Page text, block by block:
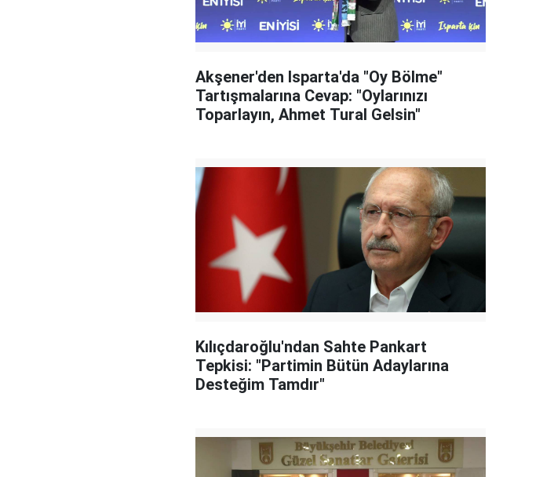
Akşener'den Isparta'da "Oy Bölme"
Tartışmalarına Cevap: "Oylarınızı
Toparlayın, Ahmet Tural Gelsin"
Kılıçdaroğlu'ndan Sahte Pankart
Tepkisi: "Partimin Bütün Adaylarına
Desteğim Tamdır"